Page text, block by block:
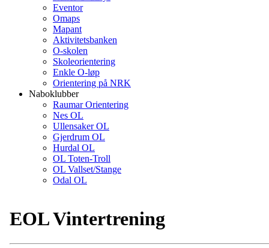
Eventor
Omaps
Mapant
Aktivitetsbanken
O-skolen
Skoleorientering
Enkle O-løp
Orientering på NRK
Naboklubber
Raumar Orientering
Nes OL
Ullensaker OL
Gjerdrum OL
Hurdal OL
OL Toten-Troll
OL Vallset/Stange
Odal OL
EOL Vintertrening